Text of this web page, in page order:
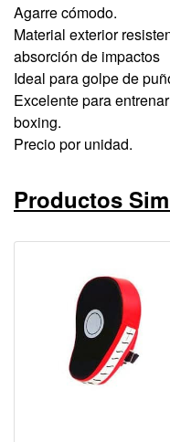
Agarre cómodo.
Material exterior
absorción de impactos
Ideal para golpe de
Excelente para
boxing.
Precio por unidad.
Productos